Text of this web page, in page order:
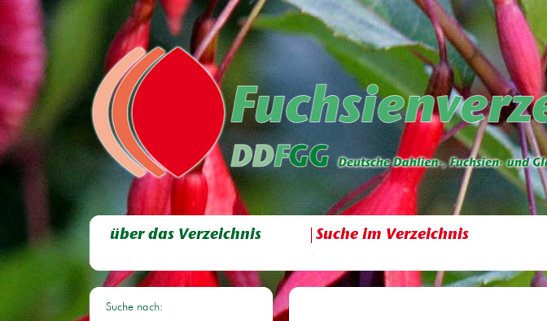
über das Verzeichnis Suche im Verzeichnis
Suche nach: